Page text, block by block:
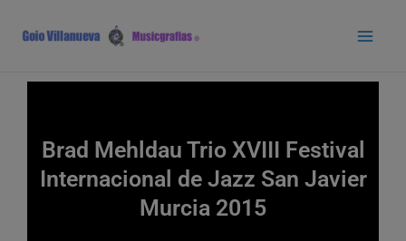
contenido
Brad Mehldau Trio XVIII Festival
Internacional de Jazz San Javier
Murcia 2015